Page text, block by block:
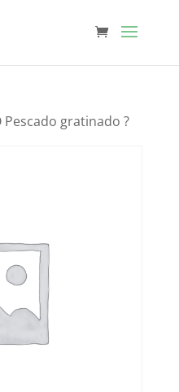
Pescado gratinado ?